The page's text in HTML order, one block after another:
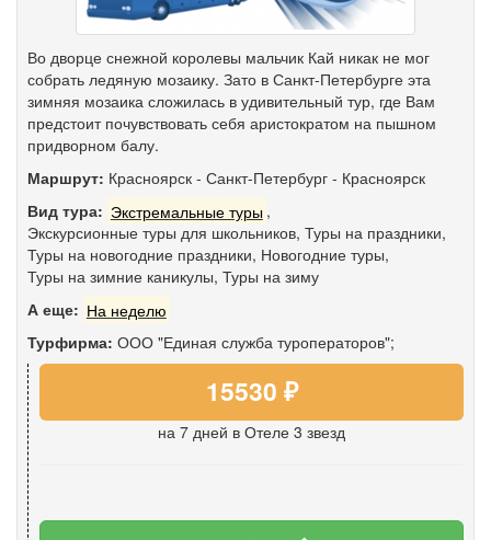
Во дворце снежной королевы мальчик Кай никак не мог
собрать ледяную мозаику. Зато в Санкт-Петербурге эта
зимняя мозаика сложилась в удивительный тур, где Вам
предстоит почувствовать себя аристократом на пышном
придворном балу.
Маршрут: Красноярск - Санкт-Петербург - Красноярск
Вид тура: Экстремальные туры ,
Экскурсионные туры для школьников, Туры на праздники,
Туры на новогодние праздники, Новогодние туры,
Туры на зимние каникулы, Туры на зиму
А еще: На неделю
Турфирма: ООО "Единая служба туроператоров";
15530 ₽
на 7 дней в Отеле 3 звезд